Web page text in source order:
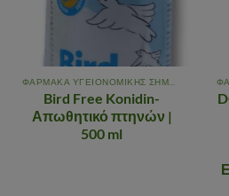
Bird Free Konidin-
Απωθητικό πτηνών |
500 ml